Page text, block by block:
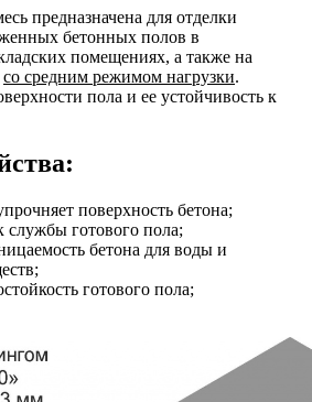
предназначена для отделки
бетонных полов в
помещениях, а также на
со средним режимом нагрузки.
пола и ее устойчивость к
поверхность бетона;
службы готового пола;
бетона для воды и
готового пола;